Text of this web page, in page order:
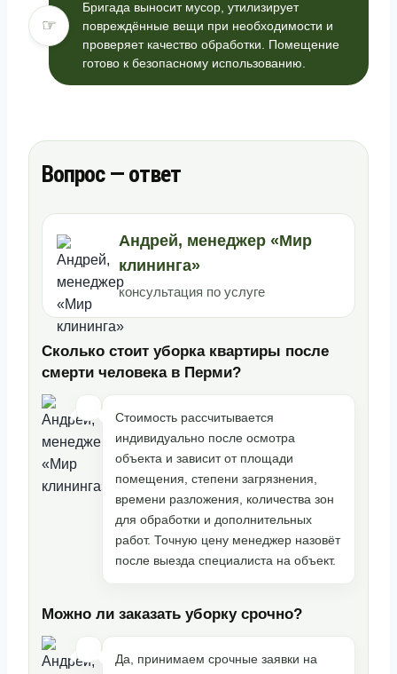
☞
Бригада выносит мусор, утилизирует
повреждённые вещи при необходимости и
проверяет качество обработки. Помещение
готово к безопасному использованию.
Вопрос — ответ
Андрей, менеджер «Мир
клининга»
консультация по услуге
Сколько стоит уборка квартиры после
смерти человека в Перми?
Стоимость рассчитывается
индивидуально после осмотра
объекта и зависит от площади
помещения, степени загрязнения,
времени разложения, количества зон
для обработки и дополнительных
работ. Точную цену менеджер назовёт
после выезда специалиста на объект.
Можно ли заказать уборку срочно?
Да, принимаем срочные заявки на